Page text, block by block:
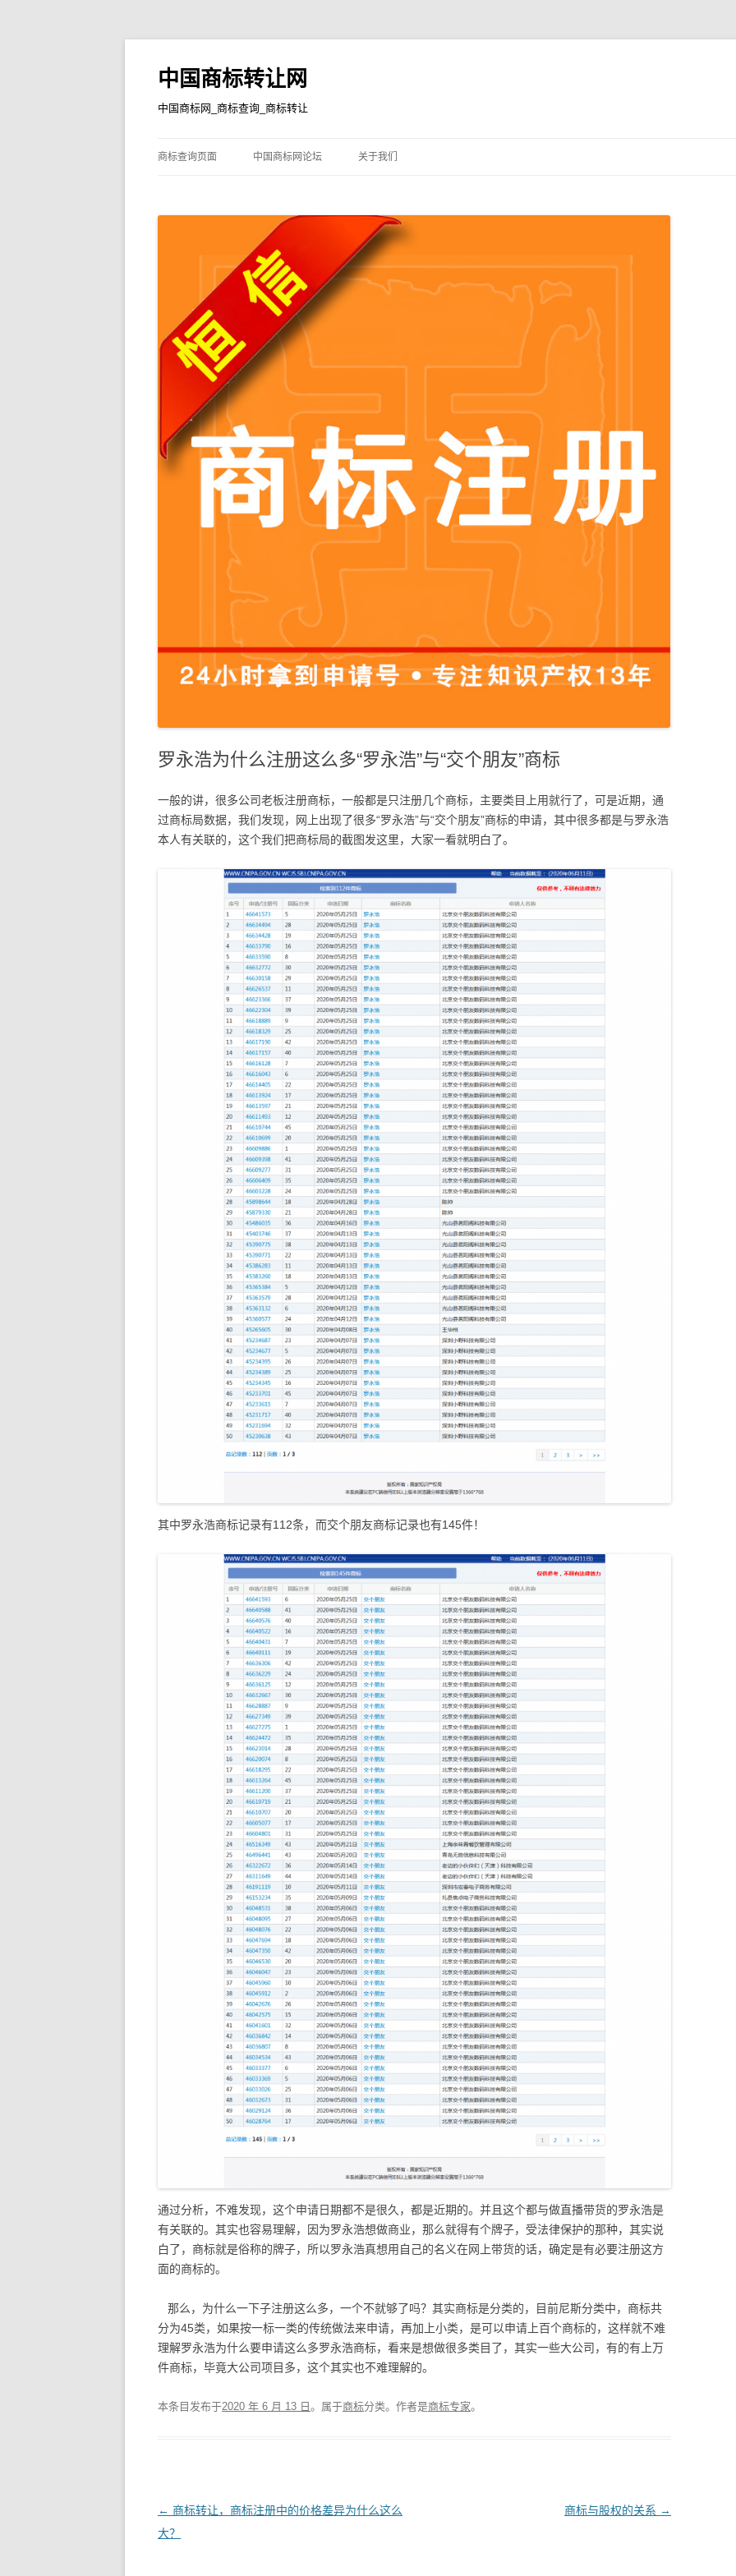
中国商标转让网
中国商标网_商标查询_商标转让
商标查询页面 中国商标网论坛 关于我们
罗永浩为什么注册这么多“罗永浩”与“交个朋友”商标
一般的讲，很多公司老板注册商标，一般都是只注册几个商标，主要类目上用就行了，可是近期，通
过商标局数据，我们发现，网上出现了很多“罗永浩”与“交个朋友”商标的申请，其中很多都是与罗永浩
本人有关联的，这个我们把商标局的截图发这里，大家一看就明白了。
其中罗永浩商标记录有112条，而交个朋友商标记录也有145件！
通过分析，不难发现，这个申请日期都不是很久，都是近期的。并且这个都与做直播带货的罗永浩是
有关联的。其实也容易理解，因为罗永浩想做商业，那么就得有个牌子，受法律保护的那种，其实说
白了，商标就是俗称的牌子，所以罗永浩真想用自己的名义在网上带货的话，确定是有必要注册这方
面的商标的。
那么，为什么一下子注册这么多，一个不就够了吗？其实商标是分类的，目前尼斯分类中，商标共
分为45类，如果按一标一类的传统做法来申请，再加上小类，是可以申请上百个商标的，这样就不难
理解罗永浩为什么要申请这么多罗永浩商标，看来是想做很多类目了，其实一些大公司，有的有上万
件商标，毕竟大公司项目多，这个其实也不难理解的。
本条目发布于2020 年 6 月 13 日 。属于商标分类。 作者是商标专家。
文
章
← 商标转让，商标注册中的价格差异为什么这么
大？
商标与股权的关系 →